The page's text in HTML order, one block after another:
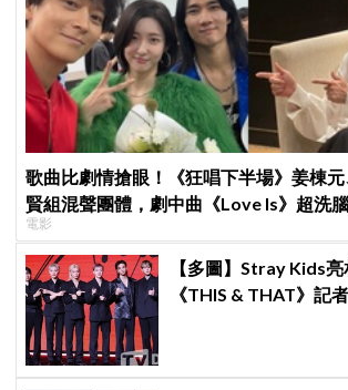
歌曲比劇情搶眼！《狂唱下半場》姜棟
賢組混聲團體，劇中曲《Love Is》超洗腦
電影
【多圖】Stray Kids
《THIS & THAT》記